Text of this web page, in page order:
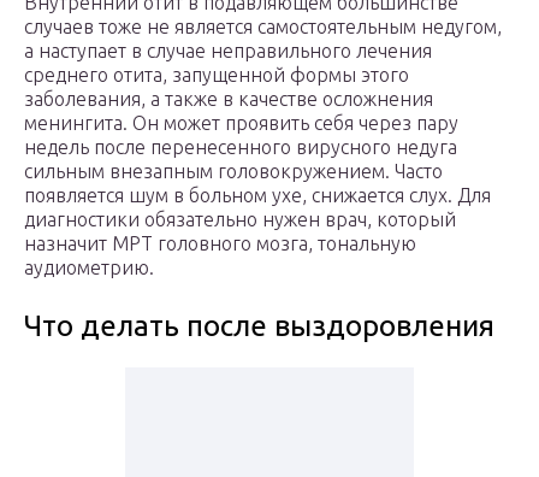
случаев тоже не является самостоятельным недугом,
а наступает в случае неправильного лечения
среднего отита, запущенной формы этого
заболевания, а также в качестве осложнения
менингита. Он может проявить себя через пару
недель после перенесенного вирусного недуга
сильным внезапным головокружением. Часто
появляется шум в больном ухе, снижается слух. Для
диагностики обязательно нужен врач, который
назначит МРТ головного мозга, тональную
аудиометрию.
Что делать после выздоровления